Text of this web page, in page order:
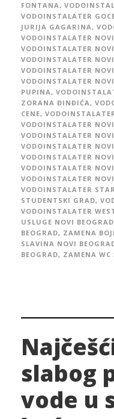
FONTANA,
VODOINSTALATER
JURIJA GAGARINA,
VODOINSTALATER
VODOINSTALATER
VODOINSTALATER
VODOINSTALATER
VODOINSTALATER
PUPINA,
ZORANA ĐINĐIĆA,
CENE,
VODOINSTALATER
VODOINSTALATER
VODOINSTALATER
VODOINSTALATER
VODOINSTALATER
VODOINSTALATER
VODOINSTALATER
STUDENTSKI GRAD,
VODOINSTALATER
USLUGE NOVI BEOGRAD
BEOGRAD, ZAMENA
SLAVINA NOVI
BEOGRAD, ZAMENA WC
slabog
vode u